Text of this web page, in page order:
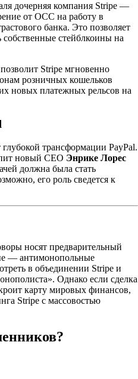
дочерняя компания Stripe —
от OCC на работу в
банка. Это позволяет
собственные стейблкоины на
Stripe мгновенно
розничных кошельков
новых платежных рельсов на
трансформации PayPal.
новый CEO Энрике Лорес
должна была стать
его роль сведется к
носят предварительный
— антимонопольные
в объединении Stripe и
Однако если сделка
карту мировых финансов,
Stripe с массовостью